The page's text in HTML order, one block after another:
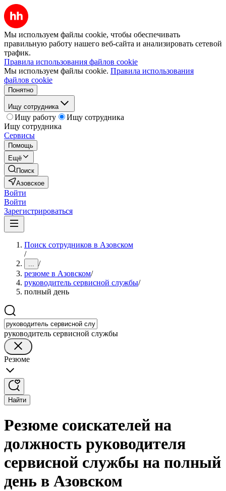
Мы используем файлы cookie, чтобы обеспечивать
правильную работу нашего веб-сайта и анализировать сетевой
трафик.
Правила использования файлов cookie
Мы используем файлы cookie. Правила использования
файлов cookie
Понятно
Ищу сотрудника
Ищу работу
Ищу сотрудника
Ищу сотрудника
Сервисы
Помощь
Ещё
Поиск
Азовское
Войти
Войти
Зарегистрироваться
Поиск сотрудников в Азовском
/
... /
резюме в Азовском/
руководитель сервисной службы/
полный день
руководитель сервисной службы
Резюме
Найти
Резюме соискателей на
должность руководителя
сервисной службы на полный
день в Азовском